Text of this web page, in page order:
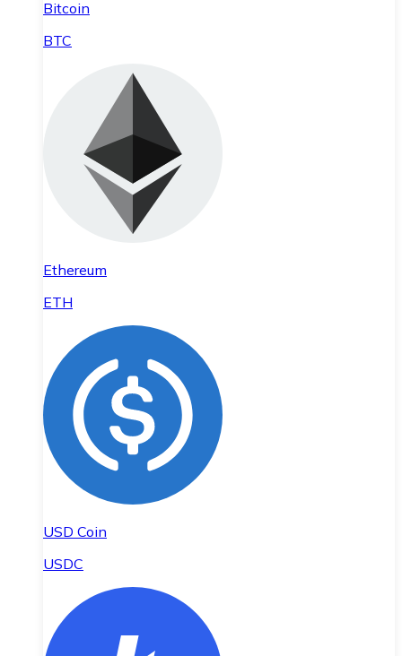
Bitcoin
BTC
Ethereum
ETH
USD Coin
USDC